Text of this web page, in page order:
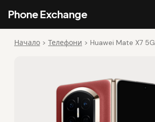
Phone Exchange
Начало > Телефони > Huawei Mate X7 5G